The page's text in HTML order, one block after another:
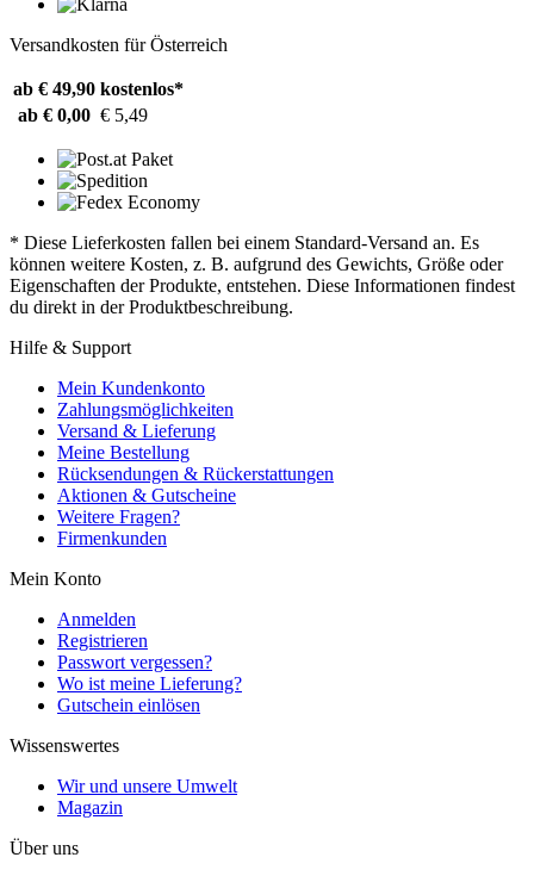
Versandkosten für Österreich
ab € 49,90 kostenlos*
ab € 0,00 € 5,49
* Diese Lieferkosten fallen bei einem Standard-Versand an. Es
können weitere Kosten, z. B. aufgrund des Gewichts, Größe oder
Eigenschaften der Produkte, entstehen. Diese Informationen findest
du direkt in der Produktbeschreibung.
Hilfe & Support
Mein Kundenkonto
Zahlungsmöglichkeiten
Versand & Lieferung
Meine Bestellung
Rücksendungen & Rückerstattungen
Aktionen & Gutscheine
Weitere Fragen?
Firmenkunden
Mein Konto
Anmelden
Registrieren
Passwort vergessen?
Wo ist meine Lieferung?
Gutschein einlösen
Wissenswertes
Wir und unsere Umwelt
Magazin
Über uns